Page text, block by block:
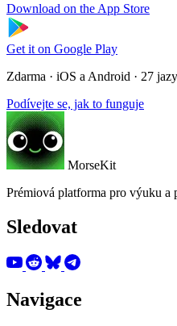
Download on the App Store
Get it on Google Play
Zdarma · iOS a Android · 27
Podívejte se, jak to funguje
MorseKit
Prémiová platforma pro výuku a
Sledovat
Navigace